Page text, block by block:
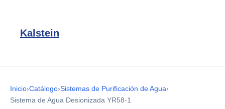
Kalstein
Inicio›Catálogo›Sistemas de Purificación de Agua›
Sistema de Agua Desionizada YR58-1